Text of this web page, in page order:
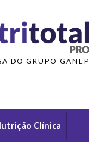
DO GRUPO GANEP
Clínica